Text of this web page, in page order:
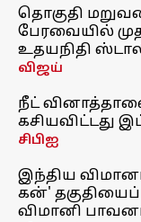
தொகுதி
பேரவையில்
உதயநிதி
விஜய்
நீட்
கசியவிட்டது
சிபிஐ
இந்திய
கன்'
விமானி